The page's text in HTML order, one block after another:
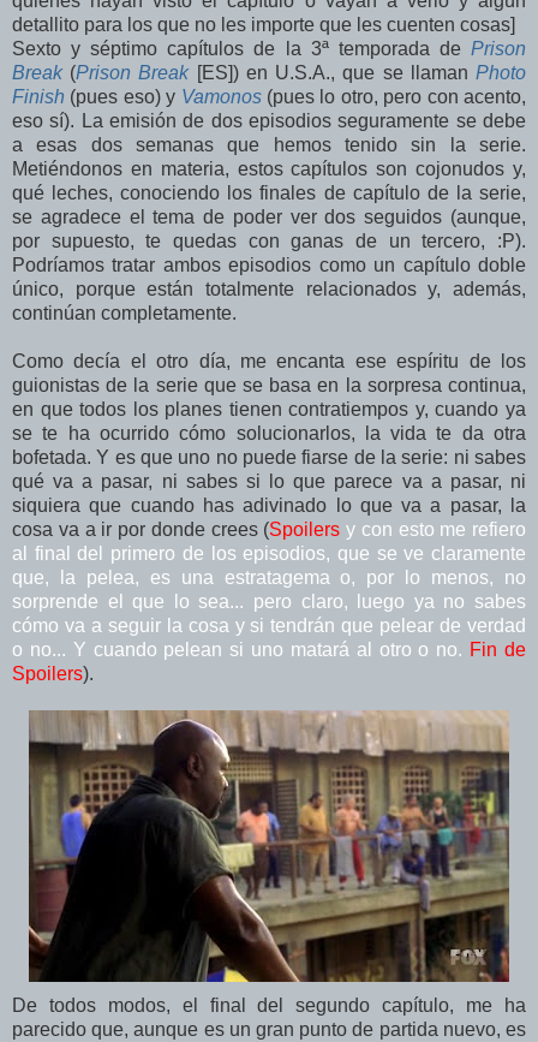
detallito para los que no les importe que les cuenten cosas]
Sexto y séptimo capítulos de la 3ª temporada de Prison
Break(Prison Break[ES]) en U.S.A., que se llamanPhoto
Finish (pues eso) y Vamonos(pues lo otro, pero con acento,
eso sí). La emisión de dos episodios seguramente se debe
a esas dos semanas que hemos tenido sin la serie.
Metiéndonos en materia, estos capítulos son cojonudos y,
qué leches, conociendo los finales de capítulo de la serie,
se agradece el tema de poder ver dos seguidos (aunque,
por supuesto, te quedas con ganas de un tercero, :P).
Podríamos tratar ambos episodios como un capítulo doble
único, porque están totalmente relacionados y, además,
continúan completamente.
Como decía el otro día, me encanta ese espíritu de los
guionistas de la serie que se basa en la sorpresa continua,
en que todos los planes tienen contratiempos y, cuando ya
se te ha ocurrido cómo solucionarlos, la vida te da otra
bofetada. Y es que uno no puede fiarse de la serie: ni sabes
qué va a pasar, ni sabes si lo que parece va a pasar, ni
siquiera que cuando has adivinado lo que va a pasar, la
cosa va a ir por donde crees (Spoilers y con esto me refiero
al final del primero de los episodios, que se ve claramente
que, la pelea, es una estratagema o, por lo menos, no
sorprende el que lo sea... pero claro, luego ya no sabes
cómo va a seguir la cosa y si tendrán que pelear de verdad
o no... Y cuando pelean si uno matará al otro o no. Fin de
Spoilers).
De todos modos, el final del segundo capítulo, me ha
parecido que, aunque es un gran punto de partida nuevo, es